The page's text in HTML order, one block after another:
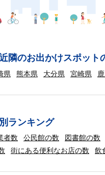
隣のお出かけスポット
県 熊本県 大分県 宮崎県
ランキング
者数 公民館の数 図書館の数
街にある便利なお店の数 飲